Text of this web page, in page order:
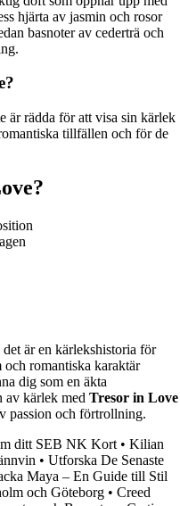
hjärta av jasmin och rosor
basnoter av cederträ och
är rädda för att visa sin kärlek
tillfällen och för de
är en kärlekshistoria för
romantiska karaktär
dig som en äkta
av kärlek med Tresor in Love
passion och förtrollning.
ditt SEB NK Kort • Kilian
• Utforska De Senaste
Maya – En Guide till Stil
och Göteborg • Creed